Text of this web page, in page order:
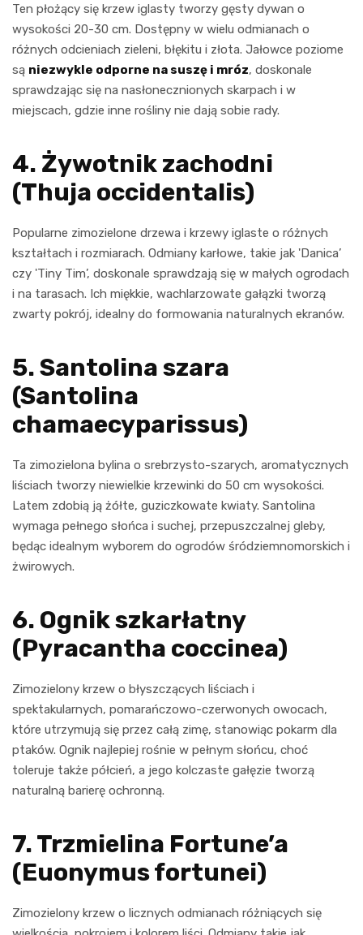
Ten płożący się krzew iglasty tworzy gęsty dywan o
wysokości 20-30 cm. Dostępny w wielu odmianach o
różnych odcieniach zieleni, błękitu i złota. Jałowce poziome
są niezwykle odporne na suszę i mróz, doskonale
sprawdzając się na nasłonecznionych skarpach i w
miejscach, gdzie inne rośliny nie dają sobie rady.
4. Żywotnik zachodni
(Thuja occidentalis)
Popularne zimozielone drzewa i krzewy iglaste o różnych
kształtach i rozmiarach. Odmiany karłowe, takie jak 'Danica’
czy 'Tiny Tim’, doskonale sprawdzają się w małych ogrodach
i na tarasach. Ich miękkie, wachlarzowate gałązki tworzą
zwarty pokrój, idealny do formowania naturalnych ekranów.
5. Santolina szara
(Santolina
chamaecyparissus)
Ta zimozielona bylina o srebrzysto-szarych, aromatycznych
liściach tworzy niewielkie krzewinki do 50 cm wysokości.
Latem zdobią ją żółte, guziczkowate kwiaty. Santolina
wymaga pełnego słońca i suchej, przepuszczalnej gleby,
będąc idealnym wyborem do ogrodów śródziemnomorskich i
żwirowych.
6. Ognik szkarłatny
(Pyracantha coccinea)
Zimozielony krzew o błyszczących liściach i
spektakularnych, pomarańczowo-czerwonych owocach,
które utrzymują się przez całą zimę, stanowiąc pokarm dla
ptaków. Ognik najlepiej rośnie w pełnym słońcu, choć
toleruje także półcień, a jego kolczaste gałęzie tworzą
naturalną barierę ochronną.
7. Trzmielina Fortune’a
(Euonymus fortunei)
Zimozielony krzew o licznych odmianach różniących się